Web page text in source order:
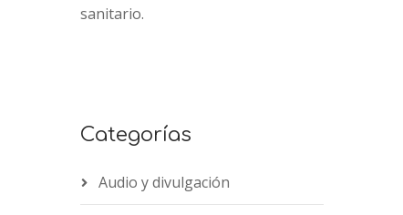
sanitario.
Categorías
Audio y divulgación